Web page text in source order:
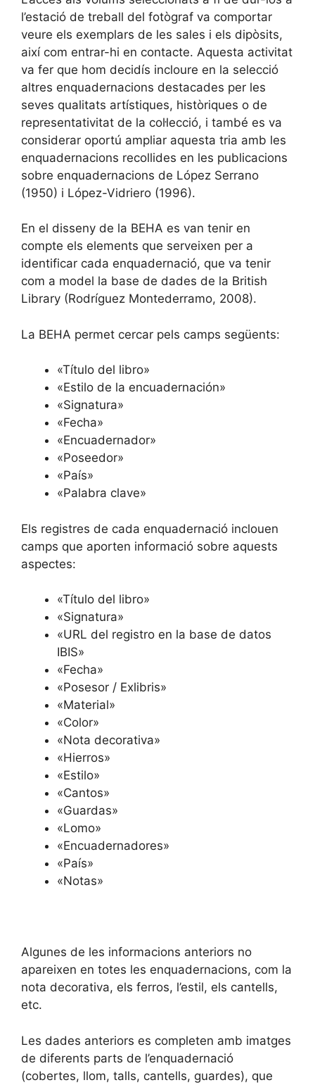
l’estació de treball del fotògraf va comportar
veure els exemplars de les sales i els dipòsits,
així com entrar-hi en contacte. Aquesta activitat
va fer que hom decidís incloure en la selecció
altres enquadernacions destacades per les
seves qualitats artístiques, històriques o de
representativitat de la col·lecció, i també es va
considerar oportú ampliar aquesta tria amb les
enquadernacions recollides en les publicacions
sobre enquadernacions de López Serrano
(1950) i López-Vidriero (1996).
En el disseny de la BEHA es van tenir en
compte els elements que serveixen per a
identificar cada enquadernació, que va tenir
com a model la base de dades de la British
Library (Rodríguez Montederramo, 2008).
La BEHA permet cercar pels camps següents:
«Título del libro»
«Estilo de la encuadernación»
«Signatura»
«Fecha»
«Encuadernador»
«Poseedor»
«País»
«Palabra clave»
Els registres de cada enquadernació inclouen
camps que aporten informació sobre aquests
aspectes:
«Título del libro»
«Signatura»
«URL del registro en la base de datos
IBIS»
«Fecha»
«Posesor / Exlibris»
«Material»
«Color»
«Nota decorativa»
«Hierros»
«Estilo»
«Cantos»
«Guardas»
«Lomo»
«Encuadernadores»
«País»
«Notas»
Algunes de les informacions anteriors no
apareixen en totes les enquadernacions, com la
nota decorativa, els ferros, l’estil, els cantells,
etc.
Les dades anteriors es completen amb imatges
de diferents parts de l’enquadernació
(cobertes, llom, talls, cantells, guardes), que